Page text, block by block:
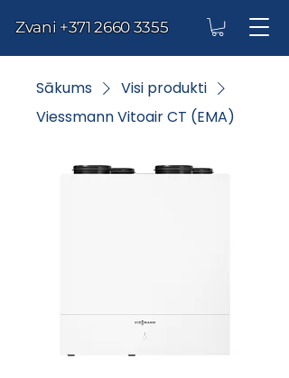
Zvani +371 2660 3355
Sākums
Visi produkti
Viessmann Vitoair CT (EMA)